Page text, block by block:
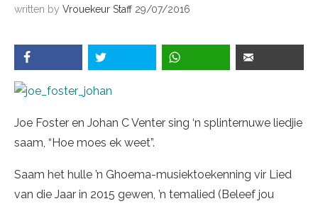
written by Vrouekeur Staff 29/07/2016
Joe Foster en Johan C Venter sing ‘n splinternuwe liedjie
saam, “Hoe moes ek weet”.
Saam het hulle ’n Ghoema-musiektoekenning vir Lied
van die Jaar in 2015 gewen, ’n temalied (Beleef jou